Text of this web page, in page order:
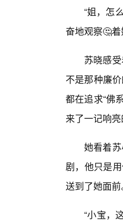
“姐，怎
奋地观察🤔着
苏晓感
不是那种廉
都在追求“佛
来了一记响
她看着
剧，他只是
送到了她面前
“小宝，